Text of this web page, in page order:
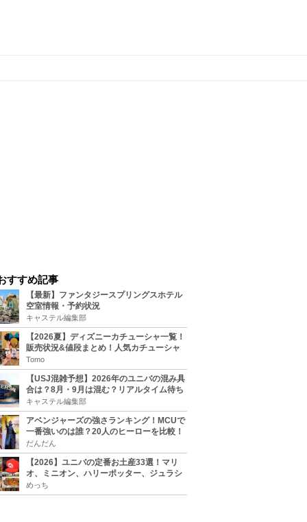
すすめ記事
【最新】ファンタジースプリングスホテル
空室情報・予約状況
キャステル編集部
【2026夏】ディズニーカチューシャ一覧！
販売状況&値段まとめ！人気カチューシャ
をチェック
Tomo
【USJ混雑予想】2026年のユニバの混み具
合は？8月・9月は混む？リアルタイム待ち
時間アプリも
キャステル編集部
アベンジャーズの強さランキング！MCUで
一番強いのは誰？20人のヒーローを比較！
だんだん
【2026】ユニバの定番お土産33選！マリ
オ、ミニオン、ハリーポッター、ジュラシ
ックパーク、セサミ、SINGなどのグッズ情
報
めっち